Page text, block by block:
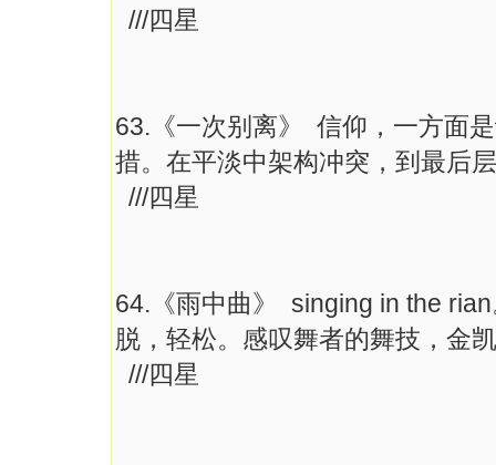
///四星
63.《一次别离》 信仰，一方面
措。在平淡中架构冲突，到最后
///四星
64.《雨中曲》 singing in the
脱，轻松。感叹舞者的舞技，金
///四星